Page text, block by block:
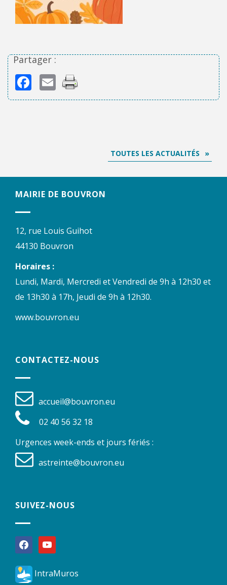
Partager :
Facebook
Email
TOUTES LES ACTUALITÉS
MAIRIE DE BOUVRON
12, rue Louis Guihot
44130 Bouvron
Horaires :
Lundi, Mardi, Mercredi et Vendredi de 9h à 12h30 et
de 13h30 à 17h, Jeudi de 9h à 12h30.
www.bouvron.eu
CONTACTEZ-NOUS
accueil@bouvron.eu
02 40 56 32 18
Urgences week-ends et jours fériés :
astreinte@bouvron.eu
SUIVEZ-NOUS
facebookyoutube
IntraMuros